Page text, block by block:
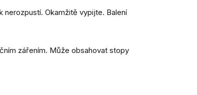
Okamžitě vypijte. Balení
zářením. Může obsahovat stopy